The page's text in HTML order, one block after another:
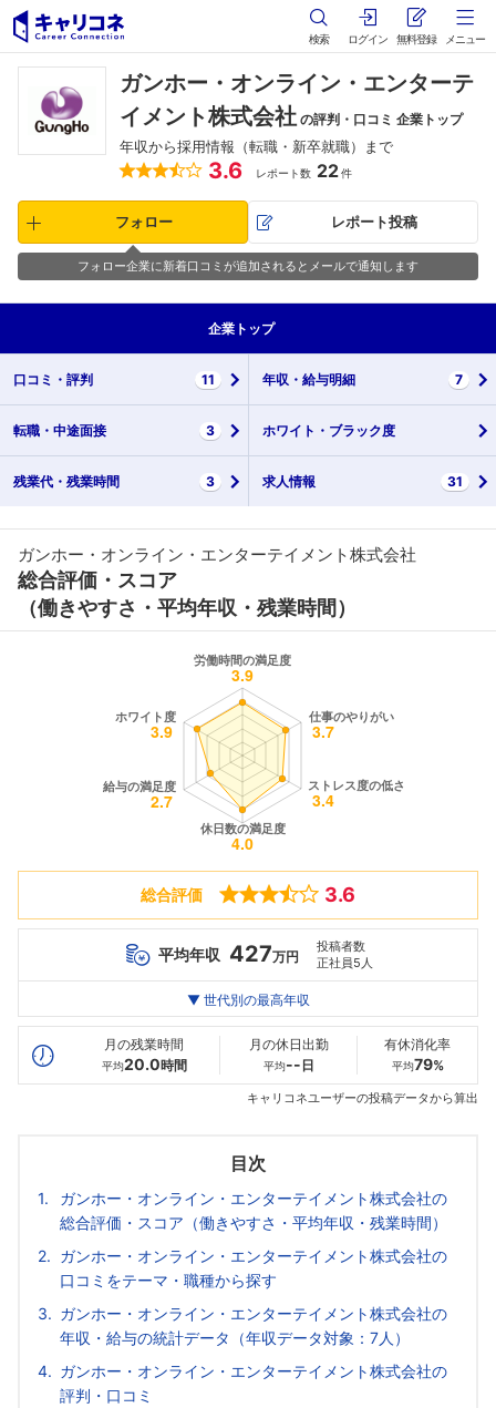
検索 ログイン 無料登録 メニュー
ガンホー・オンライン・エンターテ
イメント株式会社 の評判・口コミ 企業トップ
年収から採用情報（転職・新卒就職）まで
3.6 レポート数 22件
フォロー レポート投稿
フォロー企業に新着口コミが追加されるとメールで通知します
企業 トップ
口コミ・ 評判 11 年収・ 給与明細 7
転職・ 中途面接 3 ホワイト・ ブラック度
残業代・ 残業時間 3 求人情報 31
ガンホー・オンライン・エンターテイメント株式会社
総合評価・スコア
（働きやすさ・平均年収・残業時間）
総合評価 3.6
平均年収 427万円
投稿者数
正社員5人
最高年収
20代
432万
30代
562万
--万
▼ 世代別の最高年収
月の残業時間
平均20.0時間
月の休日出勤
平均-- 日
有休消化率
平均79%
キャリコネユーザーの投稿データから算出
目次
ガンホー・オンライン・エンターテイメント株式会社の
総合評価・スコア（働きやすさ・平均年収・残業時間）
ガンホー・オンライン・エンターテイメント株式会社の
口コミをテーマ・職種から探す
ガンホー・オンライン・エンターテイメント株式会社の
年収・給与の統計データ（年収データ対象：7人）
ガンホー・オンライン・エンターテイメント株式会社の
評判・口コミ